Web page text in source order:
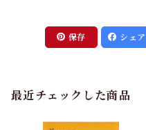
保存 シェア
最近チェックした商品